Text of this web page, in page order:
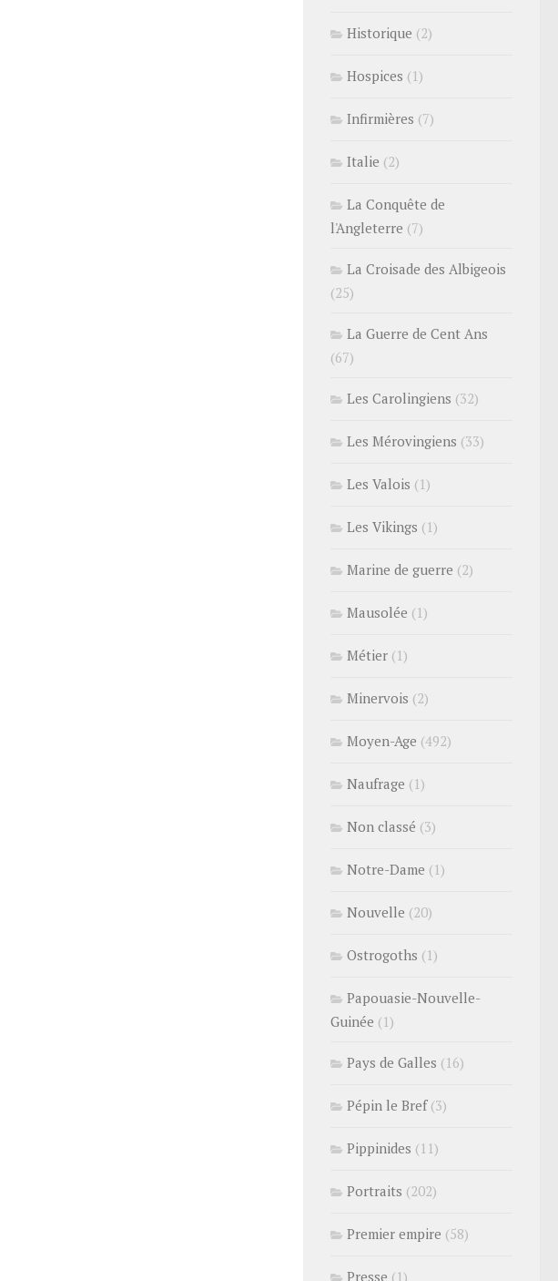
Historique (2)
Hospices (1)
Infirmières (7)
Italie (2)
La Conquête de
l'Angleterre (7)
La Croisade des Albigeois
(25)
La Guerre de Cent Ans
(67)
Les Carolingiens (32)
Les Mérovingiens (33)
Les Valois (1)
Les Vikings (1)
Marine de guerre (2)
Mausolée (1)
Métier (1)
Minervois (2)
Moyen-Age (492)
Naufrage (1)
Non classé (3)
Notre-Dame (1)
Nouvelle (20)
Ostrogoths (1)
Papouasie-Nouvelle-
Guinée (1)
Pays de Galles (16)
Pépin le Bref(3)
Pippinides (11)
Portraits (202)
Premier empire (58)
Presse (1)